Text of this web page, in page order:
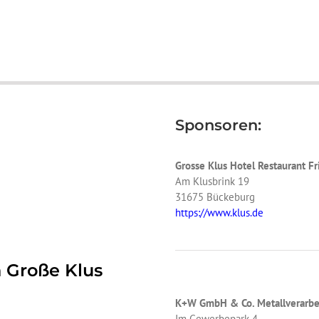
Große Klus
Sponsoren:
Grosse Klus Hotel Restaurant
Am Klusbrink 19
31675 Bückeburg
https://www.klus.de
K+W GmbH & Co.